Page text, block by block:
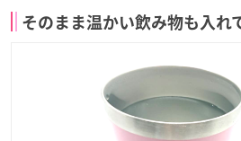
そのまま温かい飲み物も入れ